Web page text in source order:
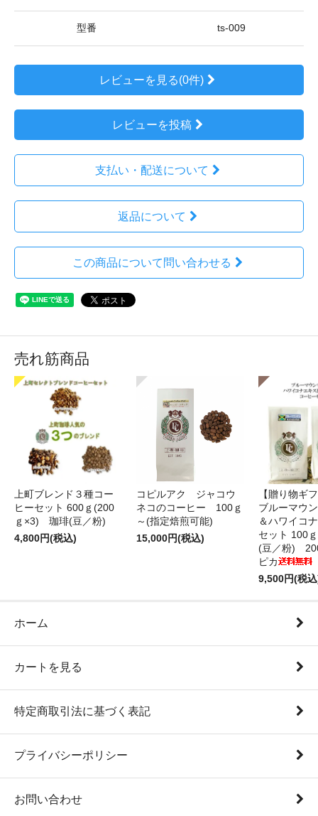
型番 ts-009
レビューを見る(0件)
レビューを投稿
支払い・配送について
返品について
この商品について問い合わせる
売れ筋商品
上町ブレンド３種コー
ヒーセット 600ｇ(200
ｇ×3) 珈琲(豆／粉)
4,800円(税込)
コピルアク ジャコウ
ネコのコーヒー 100ｇ
～(指定焙煎可能)
15,000円(税込)
【贈り物ギ
ブルーマウ
＆ハワイコ
セット 100
(豆／粉)
ピカ
9,500円(税
ホーム
カートを見る
特定商取引法に基づく表記
プライバシーポリシー
お問い合わせ